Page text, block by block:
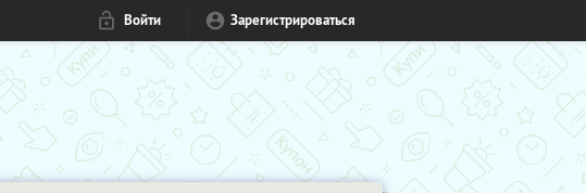
Войти Зарегистрироваться